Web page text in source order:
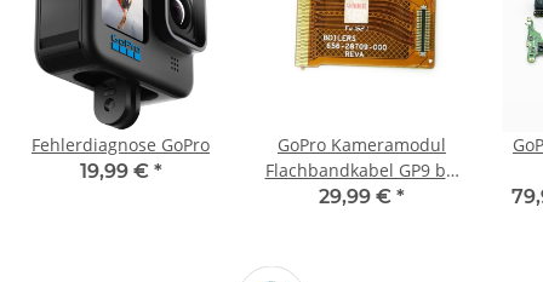
Fehlerdiagnose GoPro
19,99 € *
GoPro Kameramodul
Flachbandkabel GP9 bis
GP13
29,99 € *